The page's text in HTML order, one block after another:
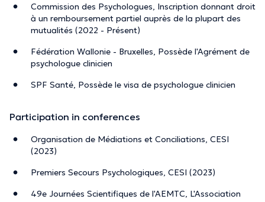
Commission des Psychologues, Inscription donnant droit
à un remboursement partiel auprès de la plupart des
mutualités (2022 - Présent)
Fédération Wallonie - Bruxelles, Possède l'Agrément de
psychologue clinicien
SPF Santé, Possède le visa de psychologue clinicien
Participation in conferences
Organisation de Médiations et Conciliations, CESI
(2023)
Premiers Secours Psychologiques, CESI (2023)
49e Journées Scientifiques de l'AEMTC, L'Association